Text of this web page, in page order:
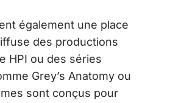
également une place
des productions
HPI ou des séries
Grey’s Anatomy ou
sont conçus pour